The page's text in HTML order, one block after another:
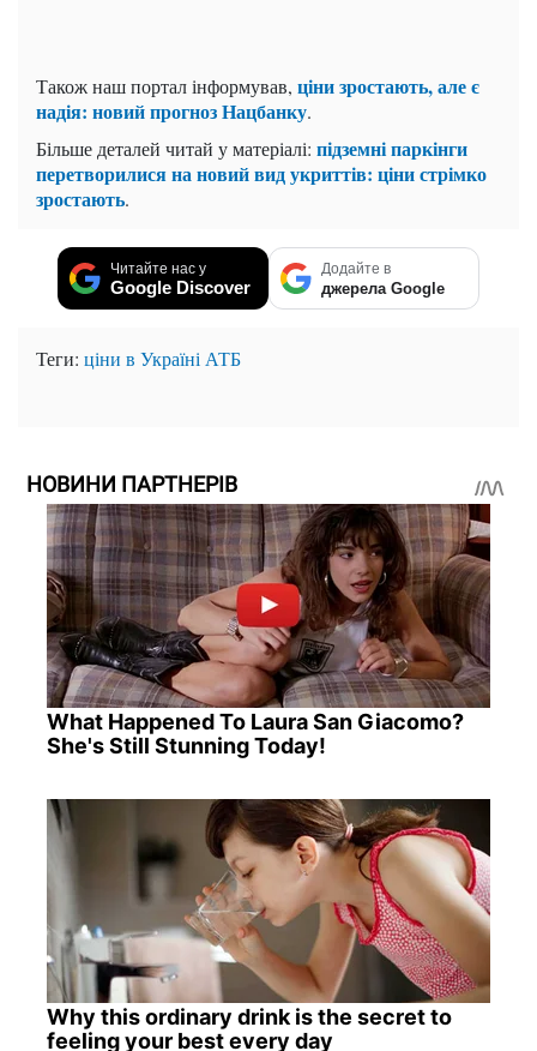
Також наш портал інформував, ціни зростають, але є
надія: новий прогноз Нацбанку.
Більше деталей читай у матеріалі: підземні паркінги
перетворилися на новий вид укриттів: ціни стрімко
зростають.
Читайте нас у
Google Discover
Додайте в
джерела Google
Теги: ціни в УкраїніАТБ
НОВИНИ ПАРТНЕРІВ
What Happened To Laura San Giacomo?
She's Still Stunning Today!
Why this ordinary drink is the secret to
feeling your best every day